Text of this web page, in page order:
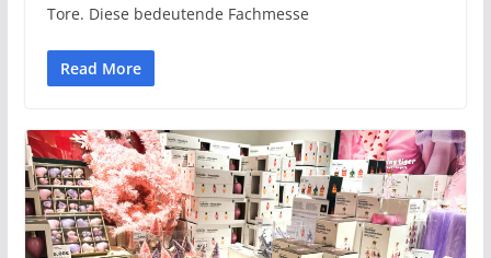
Tore. Diese bedeutende Fachmesse
Read More